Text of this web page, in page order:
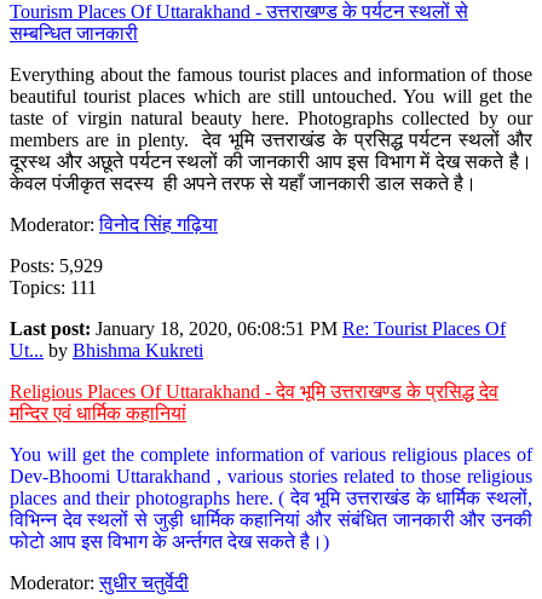
Tourism Places Of Uttarakhand - उत्तराखण्ड के पर्यटन स्थलों से
सम्बन्धित जानकारी
Everything about the famous tourist places and information of those
beautiful tourist places which are still untouched. You will get the
taste of virgin natural beauty here. Photographs collected by our
members are in plenty. देव भूमि उत्तराखंड के प्रसिद्ध पर्यटन स्थलों और
दूरस्थ और अछूते पर्यटन स्थलों की जानकारी आप इस विभाग में देख सकते है।
केवल पंजीकृत सदस्य ही अपने तरफ से यहाँ जानकारी डाल सकते है।
Moderator:विनोद सिंह गढ़िया
Posts: 5,929
Topics: 111
Last post: January 18, 2020, 06:08:51 PM Re: Tourist Places Of
Ut... by Bhishma Kukreti
Religious Places Of Uttarakhand - देव भूमि उत्तराखण्ड के प्रसिद्ध देव
मन्दिर एवं धार्मिक कहानियां
You will get the complete information of various religious places of
Dev-Bhoomi Uttarakhand , various stories related to those religious
places and their photographs here. ( देव भूमि उत्तराखंड के धार्मिक स्थलों,
विभिन्न देव स्थलों से जुड़ी धार्मिक कहानियां और संबंधित जानकारी और उनकी
फोटो आप इस विभाग के अर्न्तगत देख सकते है।)
Moderator:सुधीर चतुर्वेदी